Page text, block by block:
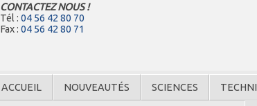
CONTACTEZ NOUS !
Tél : 04 56 42 80 70
Fax : 04 56 42 80 71
ACCUEIL NOUVEAUTÉS SCIENCES